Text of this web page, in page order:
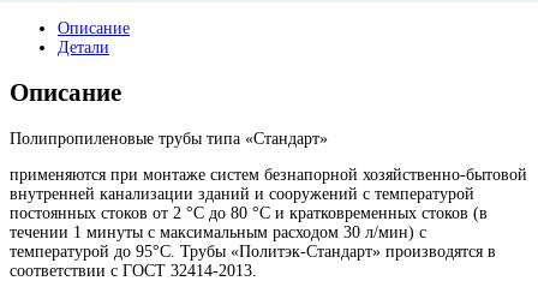
Описание
Детали
Описание
Полипропиленовые трубы типа «Стандарт»
применяются при монтаже систем безнапорной хозяйственно-бытовой
внутренней канализации зданий и сооружений с температурой
постоянных стоков от 2 °C до 80 °С и кратковременных стоков (в
течении 1 минуты с максимальным расходом 30 л/мин) с
температурой до 95°С. Трубы «Политэк-Стандарт» производятся в
соответствии с ГОСТ 32414-2013.